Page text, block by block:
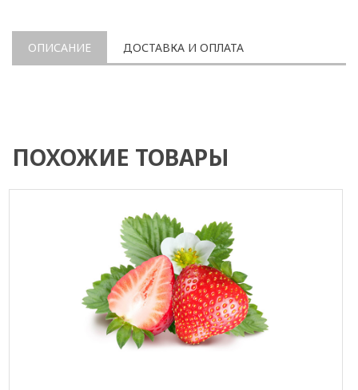
ОПИСАНИЕ ДОСТАВКА И ОПЛАТА
ПОХОЖИЕ ТОВАРЫ